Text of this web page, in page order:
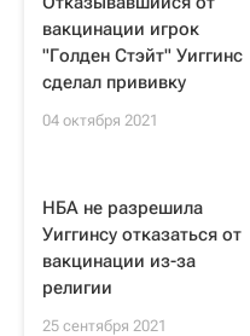
вакцинации игрок
"Голден Стэйт" Уиггинс
сделал прививку
04 октября 2021
НБА не разрешила
Уиггинсу отказаться от
вакцинации из-за
религии
25 сентября 2021